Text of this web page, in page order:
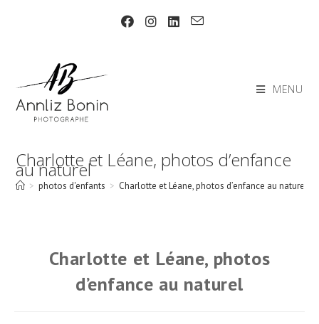
MENU
Charlotte et Léane, photos d’enfance
au naturel
> photos d'enfants > Charlotte et Léane, photos d’enfance au naturel
Charlotte et Léane, photos
d’enfance au naturel